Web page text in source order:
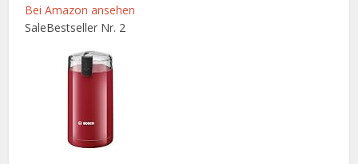
Bei Amazon ansehen
SaleBestseller Nr. 2